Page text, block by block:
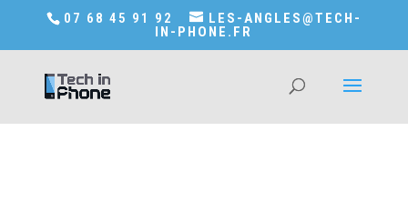
Accédez a Shop-in-tech-in-phone
07 68 45 91 92
LES-ANGLES@TECH-
IN-PHONE.FR